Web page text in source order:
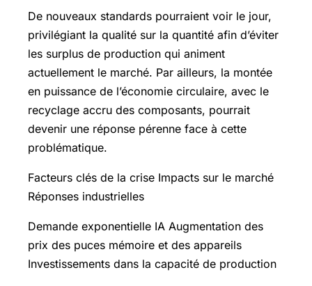
De nouveaux standards pourraient voir le jour,
privilégiant la qualité sur la quantité afin d’éviter
les surplus de production qui animent
actuellement le marché. Par ailleurs, la montée
en puissance de l’économie circulaire, avec le
recyclage accru des composants, pourrait
devenir une réponse pérenne face à cette
problématique.
Facteurs clés de la crise Impacts sur le marché
Réponses industrielles
Demande exponentielle IA Augmentation des
prix des puces mémoire et des appareils
Investissements dans la capacité de production